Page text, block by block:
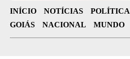
INÍCIO NOTÍCIAS POLÍTICA
GOIÁS
NACIONAL MUNDO